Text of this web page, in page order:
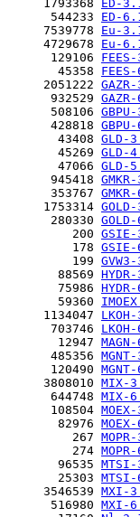
     1793368
ED-
      544233
ED-
     7539778
Eu-
     4729678
Eu-
      129106
       45358
     2051222
      932529
      508106
      428818
       43408
GLD-
       45269
GLD-
       47066
GLD-
      945418
      353767
     1753314
      280330
         200
         178
         199
       88569
       75986
       59360
     1134047
      703746
       12947
      485356
      120490
     3808010
MIX-
      644748
MIX-
      108504
       82976
         267
         274
       96535
       25303
     3546539
MXI-
      516980
MXI-